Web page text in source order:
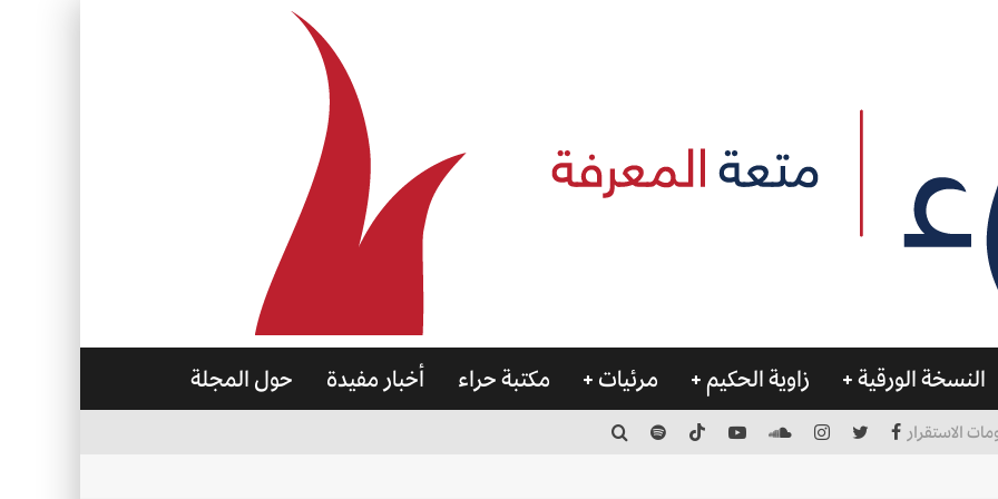
النسخة الورقية زاوية الحكيم مرئيات مكتبة حراء أخبار مفيدة حول المجلة
الاستقرار